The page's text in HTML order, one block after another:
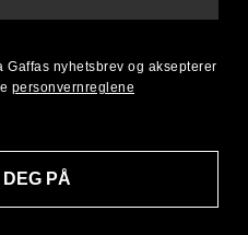
DEG PÅ
Gaffas nyhetsbrev og aksepterer
personvernreglene